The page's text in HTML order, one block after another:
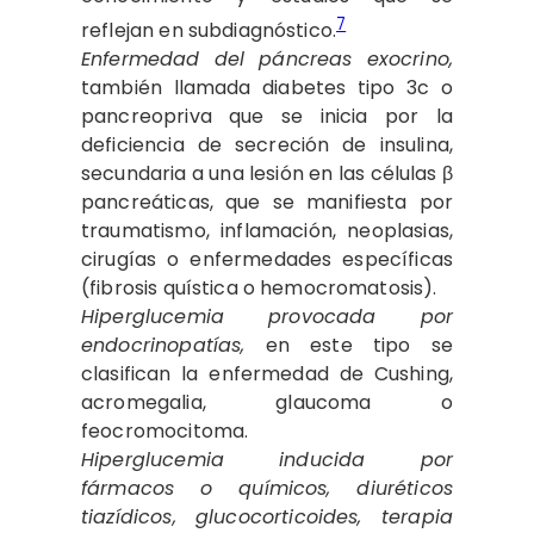
reflejan en subdiagnóstico.7
Enfermedad del páncreas exocrino,
también llamada diabetes tipo 3c o
pancreopriva que se inicia por la
deficiencia de secreción de insulina,
secundaria a una lesión en las células β
pancreáticas, que se manifiesta por
traumatismo, inflamación, neoplasias,
cirugías o enfermedades específicas
(fibrosis quística o hemocromatosis).
Hiperglucemia provocada por
endocrinopatías, en este tipo se
clasifican la enfermedad de Cushing,
acromegalia, glaucoma o
feocromocitoma.
Hiperglucemia inducida por
fármacos o químicos, diuréticos
tiazídicos, glucocorticoides, terapia